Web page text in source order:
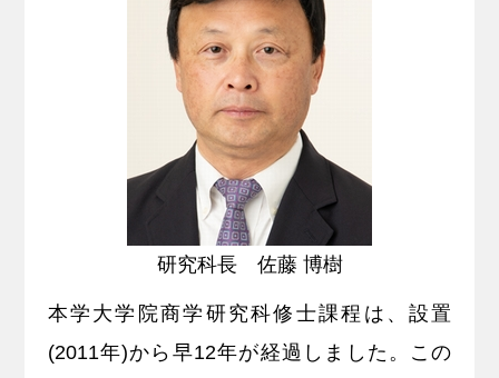
キャリア支援
プライバシーポリシー
研究科長 佐藤 博樹
本学大学院商学研究科修士課程は、設置
(2011年)から早12年が経過しました。この